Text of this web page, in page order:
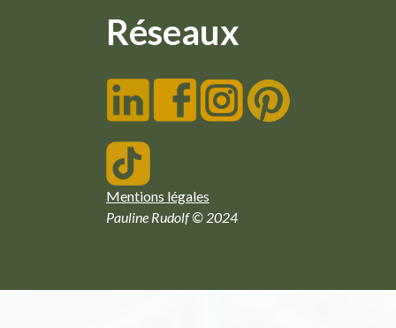
Réseaux
Mentions légales
Pauline Rudolf © 2024